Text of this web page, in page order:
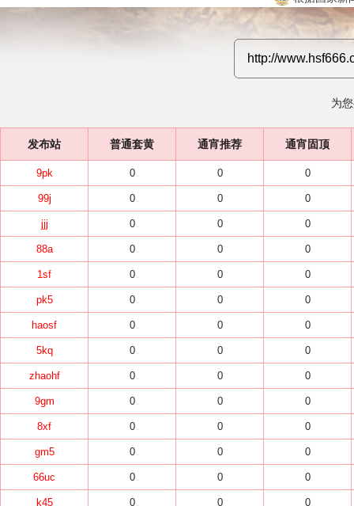
为
发布站 普通套黄 通宵推荐 通宵固顶
9pk 0 0 0
99j 0 0 0
jjj 0 0 0
88a 0 0 0
1sf 0 0 0
pk5 0 0 0
haosf 0 0 0
5kq 0 0 0
zhaohf 0 0 0
9gm 0 0 0
8xf 0 0 0
gm5 0 0 0
66uc 0 0 0
k45 0 0 0